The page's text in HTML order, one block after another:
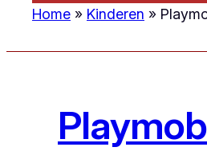
Home » Kinderen »